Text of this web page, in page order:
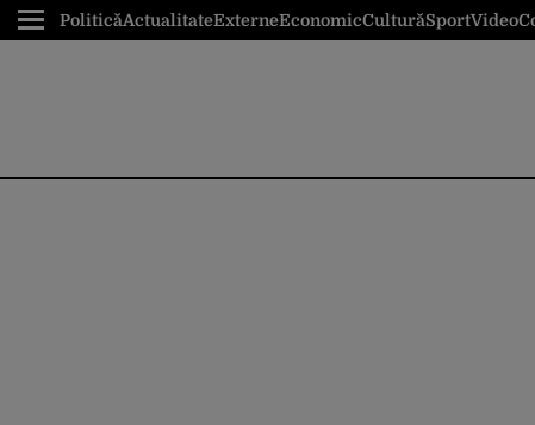
PoliticăActualitateExterneEconomicCulturăSportVideo